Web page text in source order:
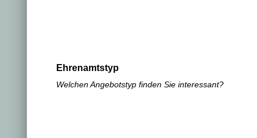
Ehrenamtstyp
Welchen Angebotstyp finden Sie interessant?